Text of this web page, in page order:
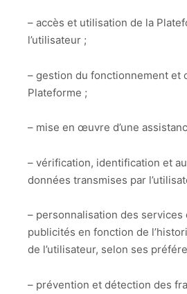
– accès et utilisation de la
l’utilisateur ;
– gestion du fonctionnement et
Plateforme ;
– mise en œuvre d’une
– vérification, identification et
données transmises par
– personnalisation des services
publicités en fonction de
de l’utilisateur, selon ses
– prévention et détection des